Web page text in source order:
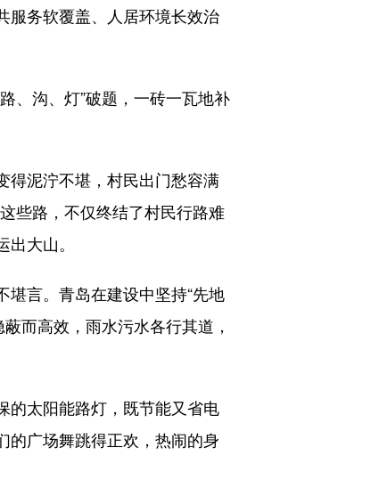
服务软覆盖、人居环境长效治
、沟、灯”破题，一砖一瓦地补
泥泞不堪，村民出门愁容满
些路，不仅终结了村民行路难
大山。
言。青岛在建设中坚持“先地
而高效，雨水污水各行其道，
太阳能路灯，既节能又省电
的广场舞跳得正欢，热闹的身